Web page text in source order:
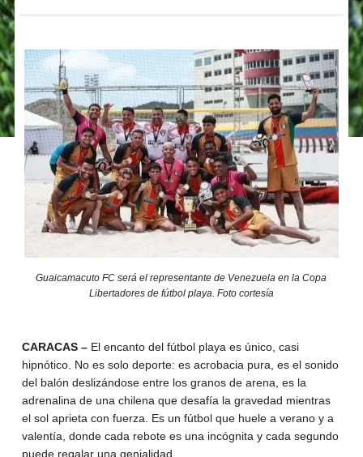
Guaicamacuto FC será el representante de Venezuela en la Copa
Libertadores de fútbol playa. Foto cortesía
CARACAS – El encanto del fútbol playa es único, casi
hipnótico. No es solo deporte: es acrobacia pura, es el sonido
del balón deslizándose entre los granos de arena, es la
adrenalina de una chilena que desafía la gravedad mientras
el sol aprieta con fuerza. Es un fútbol que huele a verano y a
valentía, donde cada rebote es una incógnita y cada segundo
puede regalar una genialidad.